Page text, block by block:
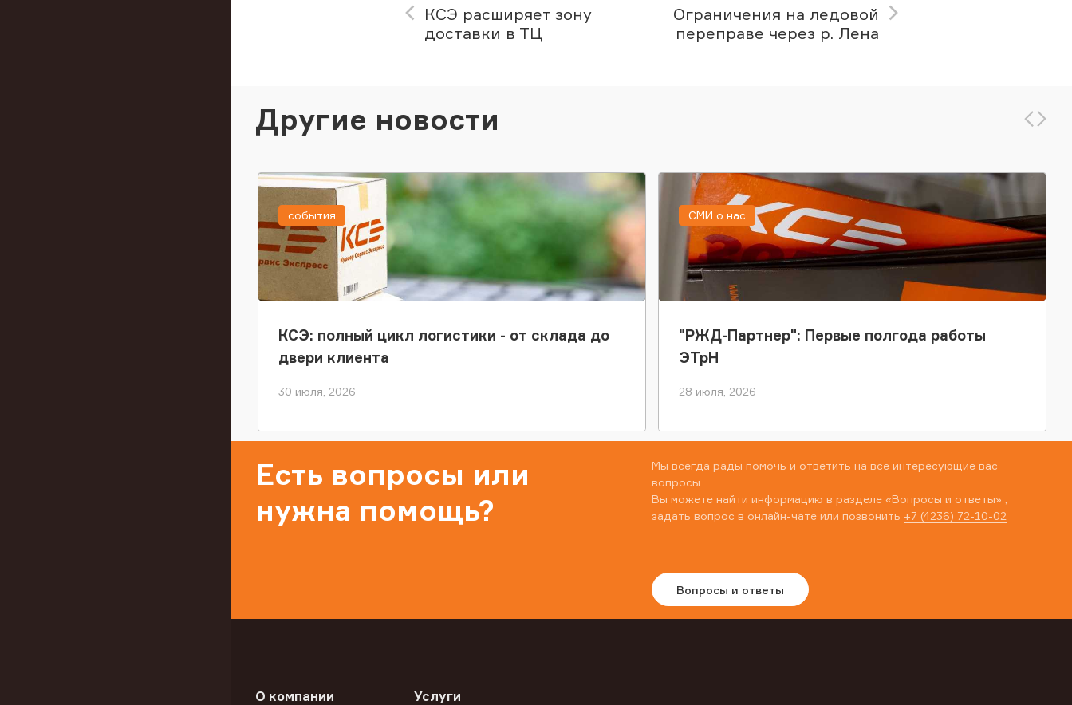
КСЭ расширяет зону
доставки в ТЦ
Ограничения на ледовой
переправе через р. Лена
Другие новости
КСЭ: полный цикл логистики - от склада до
двери клиента
30 июля, 2026
события
"РЖД-Партнер": Первые полгода работы
ЭТрН
28 июля, 2026
СМИ о нас
Есть вопросы или
нужна помощь?
Мы всегда рады помочь и ответить на все интересующие вас
вопросы.
Вы можете найти информацию в разделе «Вопросы и ответы»
задать вопрос в онлайн-чате или позвонить +7 (4236) 72-10-02
Вопросы и ответы
О компании Услуги